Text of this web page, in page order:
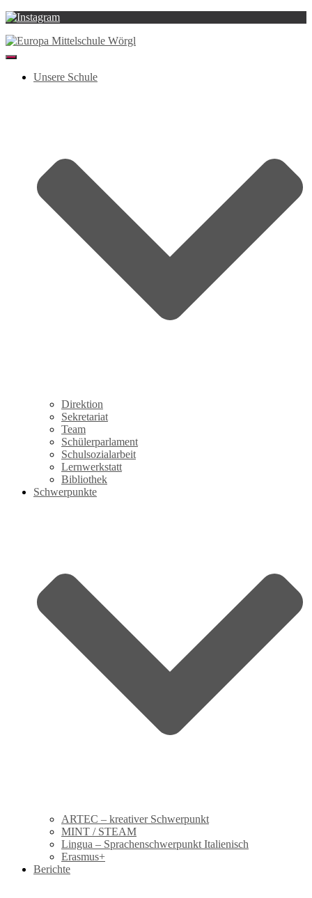
Navigation
umschaltenUnsere Schule
Direktion
Sekretariat
Team
Schülerparlament
Schulsozialarbeit
Lernwerkstatt
Bibliothek
Schwerpunkte
ARTEC – kreativer Schwerpunkt
MINT / STEAM
Lingua – Sprachenschwerpunkt Italienisch
Erasmus+
Berichte